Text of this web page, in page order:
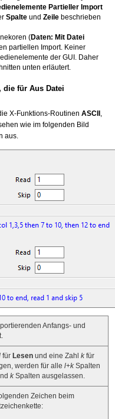
Partieller Import
Spalte und Zeile beschrieben
(Daten: Mit Datei
partiellen Import. Keiner
der GUI. Daher
unten erläutert.
die für Aus Datei
X-Funktions-Routinen ASCII
wie im folgenden Bild
aus.
Anfangs- und
für Lesen und eine Zahl k für
werden für alle l+k Spalten
k Spalten ausgelassen.
Zeichen beim